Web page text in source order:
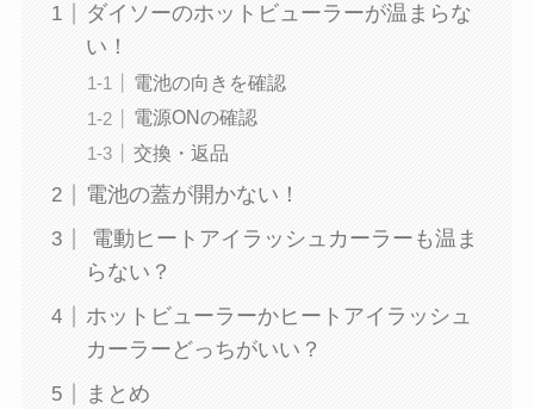
ダイソーのホットビューラーが温まらな
い！
電池の向きを確認
電源ONの確認
交換・返品
電池の蓋が開かない！
電動ヒートアイラッシュカーラーも温ま
らない？
ホットビューラーかヒートアイラッシュ
カーラーどっちがいい？
まとめ